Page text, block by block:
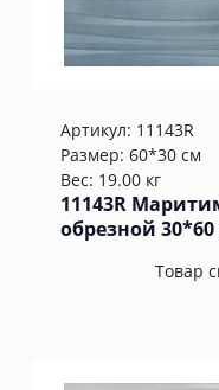
Артикул: 11143R
Размер: 60*30 см
Вес: 19.00 кг
11143R
обрезной
Товар